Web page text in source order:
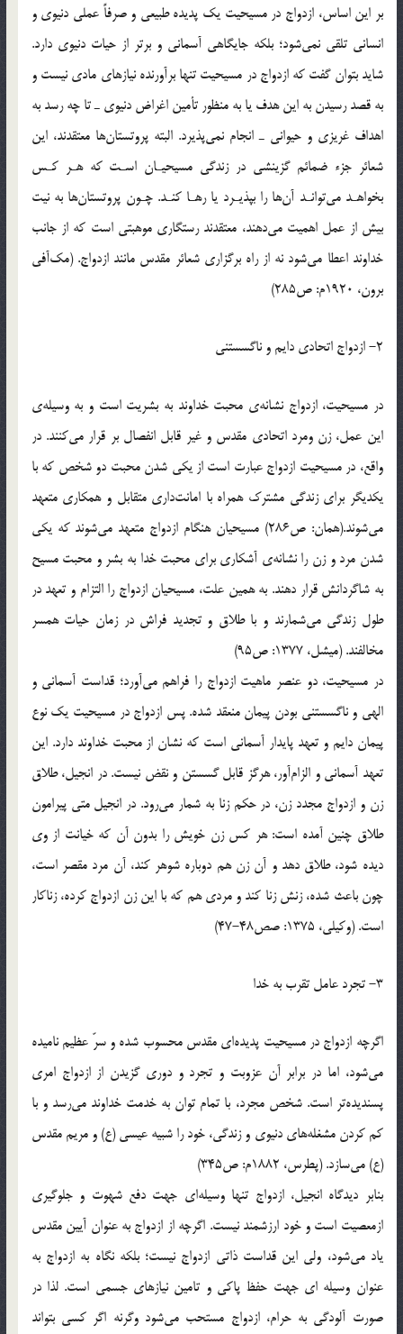
بر اين اساس، ازدواج در مسيحيت يك پديده طبيعي و صرفاً عملي دنيوي و
انساني تلقي نمي‌شود؛ بلكه جايگاهي آسماني و برتر از حيات دنيوي دارد.
شايد بتوان گفت كه ازدواج در مسيحيت تنها برآورنده نيازهاي مادي نيست و
به قصد رسيدن به اين هدف يا به منظور تأمين اغراض دنيوي ـ تا چه رسد به
اهداف غريزي و حيواني ـ انجام نمي‌پذيرد. البته پروتستان‌ها معتقدند، اين
شعائر جزء ضمائم گزينشي در زندگي مسيحيـان اسـت كه هـر كـس
بخواهـد مي‌توانـد آن‌ها را بپذيـرد يا رهـا كنـد. چـون پروتستان‌ها به نيت
بيش از عمل اهميت مي‌دهند، معتقدند رستگاري موهبتي است كه از جانب
خداوند اعطا مي‌شود نه از راه برگزاري شعائر مقدس مانند ازدواج. (مك‌آفي
برون، 1920م: ص285)
2- ازدواج اتحادي دايم و ناگسستني
در مسيحيت، ازدواج نشانه‌ي محبت خداوند به بشريت است و به وسيله‌ي
اين عمل، زن ومرد اتحادي مقدس و غير قابل انفصال بر قرار مي‌كنند. در
واقع، در مسيحيت ازدواج عبارت است از يكي شدن محبت دو شخص كه با
يكديگر براي زندگي مشترك همراه با امانت‌داري متقابل و همكاري متعهد
مي‌شوند.(همان: ص286) مسيحيان هنگام ازدواج متعهد مي‌شوند كه يكي
شدن مرد و زن را نشانه‌ي آشكاري براي محبت خدا به بشر و محبت مسيح
به شاگردانش قرار دهند. به همين علت، مسيحيان ازدواج را التزام و تعهد در
طول زندگي مي‌شمارند و با طلاق و تجديد فراش در زمان حيات همسر
مخالفند. (ميشل، 1377: ص95)
در مسيحيت، دو عنصر ماهيت ازدواج را فراهم مي‌آورد؛ قداست آسماني و
الهي و ناگسستني بودن پيمان منعقد شده. پس ازدواج در مسيحيت يك نوع
پيمان دايم و تعهد پايدار آسماني است كه نشان از محبت خداوند دارد. اين
تعهد آسماني و الزام‌آور، هرگز قابل گسستن و نقض نيست. در انجيل، طلاق
زن و ازدواج مجدد زن، در حكم زنا به شمار مي‌رود. در انجيل متي پيرامون
طلاق چنين آمده است: هر كس زن خويش را بدون آن كه خيانت از وي
ديده شود، طلاق دهد و آن زن هم دوباره شوهر كند، آن مرد مقصر است،
چون باعث شده، زنش زنا كند و مردي هم كه با اين زن ازدواج كرده، زناكار
است. (وكيلي، 1375: صص48-47)
3- تجرد عامل تقرب به خدا
اگرچه ازدواج در مسيحيت پديده‌اي مقدس محسوب شده و سرّ عظيم ناميده
مي‌شود، اما در برابر آن عزوبت و تجرد و دوري گزيدن از ازدواج امري
پسنديده‌تر است. شخص مجرد، با تمام توان به خدمت خداوند مي‌رسد و با
كم كردن مشغله‌هاي دنيوي و زندگي، خود را شبيه عيسي (ع) و مريم مقدس
(ع) مي‌سازد. (پطرس، 1882م: ص345)
بنابر ديدگاه انجيل، ازدواج تنها وسيله‌اي جهت دفع شهوت و جلوگيري
ازمعصيت است و خود ارزشمند نيست. اگرچه از ازدواج به عنوان آيين مقدس
ياد مي‌شود، ولي اين قداست ذاتي ازدواج نيست؛ بلكه نگاه به ازدواج به
عنوان وسيله اي جهت حفظ پاكي و تامين نيازهاي جسمي است. لذا در
صورت آلودگي به حرام، ازدواج مستحب مي‌شود وگرنه اگر كسي بتواند